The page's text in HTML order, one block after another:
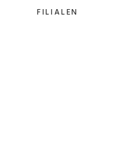
FILIALEN